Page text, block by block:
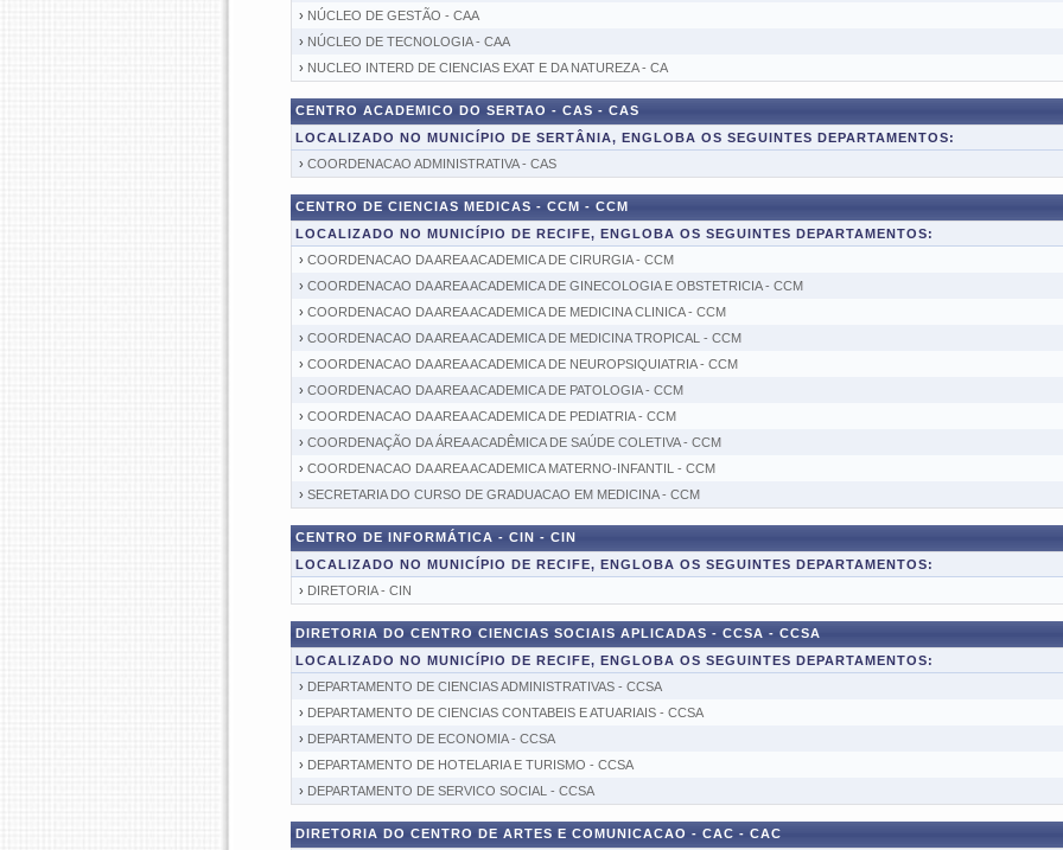
› NÚCLEO DE GESTÃO - CAA
› NÚCLEO DE TECNOLOGIA - CAA
› NUCLEO INTERD DE CIENCIAS EXAT E DA NATUREZA - CA
CENTRO ACADEMICO DO SERTAO - CAS - CAS
LOCALIZADO NO MUNICÍPIO DE SERTÂNIA, ENGLOBA OS SEGUINTES DEPARTAMENTOS:
› COORDENACAO ADMINISTRATIVA - CAS
CENTRO DE CIENCIAS MEDICAS - CCM - CCM
LOCALIZADO NO MUNICÍPIO DE RECIFE, ENGLOBA OS SEGUINTES DEPARTAMENTOS:
› COORDENACAO DA AREA ACADEMICA DE CIRURGIA - CCM
› COORDENACAO DA AREA ACADEMICA DE GINECOLOGIA E OBSTETRICIA - CCM
› COORDENACAO DA AREA ACADEMICA DE MEDICINA CLINICA - CCM
› COORDENACAO DA AREA ACADEMICA DE MEDICINA TROPICAL - CCM
› COORDENACAO DA AREA ACADEMICA DE NEUROPSIQUIATRIA - CCM
› COORDENACAO DA AREA ACADEMICA DE PATOLOGIA - CCM
› COORDENACAO DA AREA ACADEMICA DE PEDIATRIA - CCM
› COORDENAÇÃO DA ÁREA ACADÊMICA DE SAÚDE COLETIVA - CCM
› COORDENACAO DA AREA ACADEMICA MATERNO-INFANTIL - CCM
› SECRETARIA DO CURSO DE GRADUACAO EM MEDICINA - CCM
CENTRO DE INFORMÁTICA - CIN - CIN
LOCALIZADO NO MUNICÍPIO DE RECIFE, ENGLOBA OS SEGUINTES DEPARTAMENTOS:
› DIRETORIA - CIN
DIRETORIA DO CENTRO CIENCIAS SOCIAIS APLICADAS - CCSA - CCSA
LOCALIZADO NO MUNICÍPIO DE RECIFE, ENGLOBA OS SEGUINTES DEPARTAMENTOS:
› DEPARTAMENTO DE CIENCIAS ADMINISTRATIVAS - CCSA
› DEPARTAMENTO DE CIENCIAS CONTABEIS E ATUARIAIS - CCSA
› DEPARTAMENTO DE ECONOMIA - CCSA
› DEPARTAMENTO DE HOTELARIA E TURISMO - CCSA
› DEPARTAMENTO DE SERVICO SOCIAL - CCSA
DIRETORIA DO CENTRO DE ARTES E COMUNICACAO - CAC - CAC